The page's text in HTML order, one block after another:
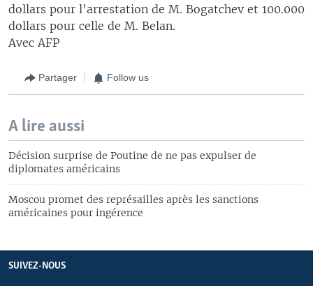
dollars pour l'arrestation de M. Bogatchev et 100.000
dollars pour celle de M. Belan.
Avec AFP
Partager Follow us
A lire aussi
Décision surprise de Poutine de ne pas expulser de
diplomates américains
Moscou promet des représailles après les sanctions
américaines pour ingérence
SUIVEZ-NOUS